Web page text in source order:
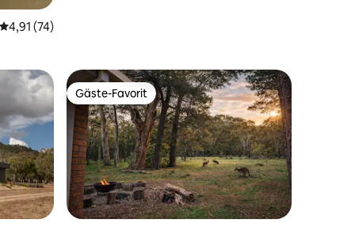
Durchschnittliche Bewertung: 4,91 von 5, 74 Bewertungen
4,91 (74)
Gäste-Favorit
Gäste-Favorit